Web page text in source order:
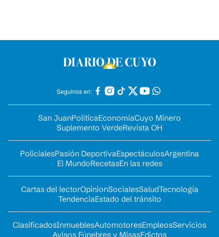
Seguinos en:
San JuanPolíticaEconomíaCuyo Minero
Suplemento VerdeRevista OH
PolicialesPasión DeportivaEspectáculosArgentina
El MundoRecetasEn las redes
Cartas del lectorOpinionSocialesSaludTecnología
TendenciaEstado del tránsito
ClasificadosInmueblesAutomotoresEmpleosServicios
Avisos Fúnebres y MisasEdictos